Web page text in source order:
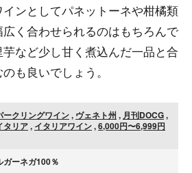
ンとしてパネットーネや柑橘類
く合わせられるのはもちろんで
など少し甘く煮込んだ一品と合
も良いでしょう。
ークリングワイン, ヴェネト州 , 月刊DOCG,
タリア, イタリアワイン,6,000円〜6,999円
ガーネガ100％